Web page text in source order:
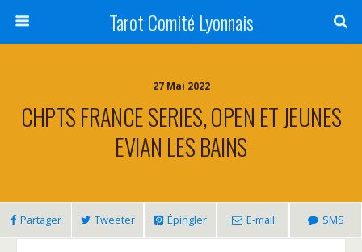
Tarot Comité Lyonnais
27 Mai 2022
CHPTS FRANCE SERIES, OPEN ET JEUNES
EVIAN LES BAINS
Partager Tweeter Épingler E-mail SMS